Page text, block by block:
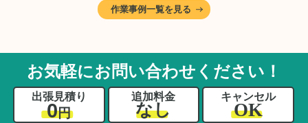
に仕分けしました。
A様から「手際よく進めてくれて助かりまし
るのは難しかったと思います」との温かいお言
葉をいただきました。遺品整理という心の負担
が大きい作業において、少しでもA様の力にな
れたことをスタッフ一同嬉しく思います。
作業事例一覧を見る
お気軽にお問い合わせください！
出張見積り
0円
追加料金
なし
キャンセル
OK